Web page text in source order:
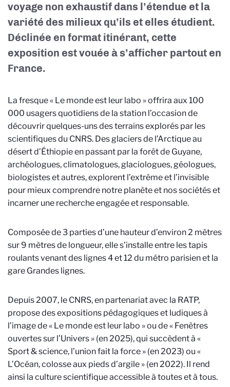
voyage non exhaustif dans l’étendue et la
variété des milieux qu’ils et elles étudient.
Déclinée en format itinérant, cette
exposition est vouée à s’afficher partout en
France.
La fresque « Le monde est leur labo » offrira aux 100
000 usagers quotidiens de la station l’occasion de
découvrir quelques-uns des terrains explorés par les
scientifiques du CNRS. Des glaciers de l’Arctique au
désert d’Éthiopie en passant par la forêt de Guyane,
archéologues, climatologues, glaciologues, géologues,
biologistes et autres, explorent l’extrême et l’invisible
pour mieux comprendre notre planète et nos sociétés et
incarner une recherche engagée et responsable.
Composée de 3 parties d’une hauteur d’environ 2 mètres
sur 9 mètres de longueur, elle s’installe entre les tapis
roulants venant des lignes 4 et 12 du métro parisien et la
gare Grandes lignes.
Depuis 2007, le CNRS, en partenariat avec la RATP,
propose des expositions pédagogiques et ludiques à
l’image de « Le monde est leur labo » ou de « Fenêtres
ouvertes sur l’Univers » (en 2025), qui succèdent à «
Sport & science, l’union fait la force » (en 2023) ou «
L’Océan, colosse aux pieds d’argile » (en 2022). Il rend
ainsi la culture scientifique accessible à toutes et à tous.